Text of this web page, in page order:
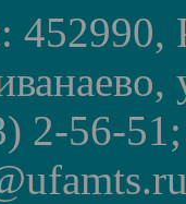
2-56-